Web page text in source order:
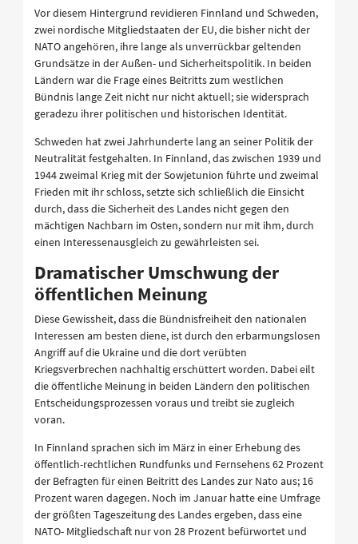
Vor diesem Hintergrund revidieren Finnland und Schweden,
zwei nordische Mitgliedstaaten der EU, die bisher nicht der
NATO angehören, ihre lange als unverrückbar geltenden
Grundsätze in der Außen- und Sicherheitspolitik. In beiden
Ländern war die Frage eines Beitritts zum westlichen
Bündnis lange Zeit nicht nur nicht aktuell; sie widersprach
geradezu ihrer politischen und historischen Identität.
Schweden hat zwei Jahrhunderte lang an seiner Politik der
Neutralität festgehalten. In Finnland, das zwischen 1939 und
1944 zweimal Krieg mit der Sowjetunion führte und zweimal
Frieden mit ihr schloss, setzte sich schließlich die Einsicht
durch, dass die Sicherheit des Landes nicht gegen den
mächtigen Nachbarn im Osten, sondern nur mit ihm, durch
einen Interessenausgleich zu gewährleisten sei.
Dramatischer Umschwung der
öffentlichen Meinung
Diese Gewissheit, dass die Bündnisfreiheit den nationalen
Interessen am besten diene, ist durch den erbarmungslosen
Angriff auf die Ukraine und die dort verübten
Kriegsverbrechen nachhaltig erschüttert worden. Dabei eilt
die öffentliche Meinung in beiden Ländern den politischen
Entscheidungsprozessen voraus und treibt sie zugleich
voran.
In Finnland sprachen sich im März in einer Erhebung des
öffentlich-rechtlichen Rundfunks und Fernsehens 62 Prozent
der Befragten für einen Beitritt des Landes zur Nato aus; 16
Prozent waren dagegen. Noch im Januar hatte eine Umfrage
der größten Tageszeitung des Landes ergeben, dass eine
NATO- Mitgliedschaft nur von 28 Prozent befürwortet und